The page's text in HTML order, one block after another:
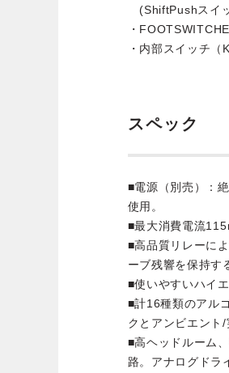
(ShiftPushスイ
・
・内部スイッチ
スペック
■電源（別売）：
使用。
■最大消費電流
■高品質リレーに
ーブ残響を保持す
■使いやすいハイ
■計16種類のアル
クとアンビエント/
■高ヘッドルーム
路。アナログドラ